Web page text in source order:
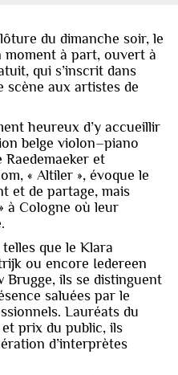
du dimanche soir, le
moment à part, ouvert à
qui s’inscrit dans
scène aux artistes de
heureux d’y accueillir
belge violon–piano
et
« Altiler », évoque le
et de partage, mais
à Cologne où leur
que le Klara
ou encore Iedereen
Brugge, ils se distinguent
saluées par le
Lauréats du
prix du public, ils
d’interprètes